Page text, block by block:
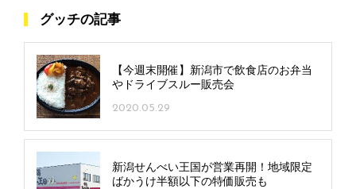
グッチの記事
【今週末開催】新潟市で飲食店のお弁当
やドライブスルー販売会
2020.05.29
新潟せんべい王国が営業再開！地域限定
ばかうけ半額以下の特価販売も